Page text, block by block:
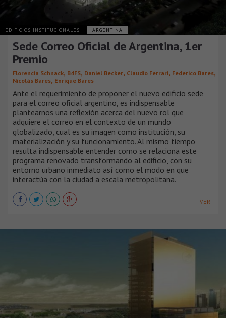
EDIFICIOS INSTITUCIONALES ARGENTINA
Sede Correo Oficial de Argentina, 1er
Premio
Florencia Schnack, B4FS, Daniel Becker, Claudio Ferrari, Federico Bares,
Nicolás Bares, Enrique Bares
Ante el requerimiento de proponer el nuevo edificio sede
para el correo oficial argentino, es indispensable
plantearnos una reflexión acerca del nuevo rol que
adquiere el correo en el contexto de un mundo
globalizado, cual es su imagen como institución, su
materialización y su funcionamiento. Al mismo tiempo
resulta indispensable entender como se relaciona este
programa renovado transformando al edificio, con su
entorno urbano inmediato así como el modo en que
interactúa con la ciudad a escala metropolitana.
VER +